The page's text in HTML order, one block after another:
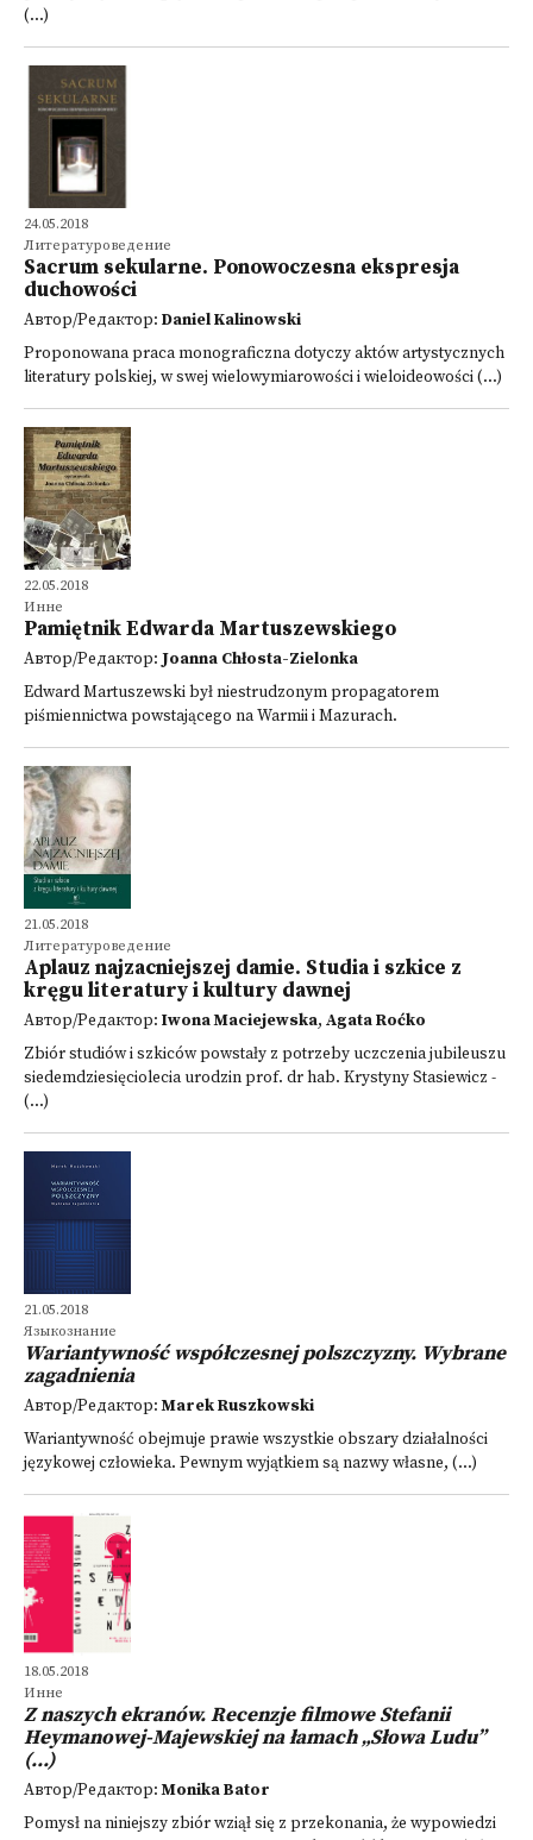
(...)
24.05.2018
Литературоведение
Sacrum sekularne. Ponowoczesna ekspresja
duchowości
Автор/Редактор: Daniel Kalinowski
Proponowana praca monograficzna dotyczy aktów artystycznych
literatury polskiej, w swej wielowymiarowości i wieloideowości (...)
22.05.2018
Инне
Pamiętnik Edwarda Martuszewskiego
Автор/Редактор: Joanna Chłosta-Zielonka
Edward Martuszewski był niestrudzonym propagatorem
piśmiennictwa powstającego na Warmii i Mazurach.
21.05.2018
Литературоведение
Aplauz najzacniejszej damie. Studia i szkice z
kręgu literatury i kultury dawnej
Автор/Редактор: Iwona Maciejewska, Agata Roćko
Zbiór studiów i szkiców powstały z potrzeby uczczenia jubileuszu
siedemdziesięciolecia urodzin prof. dr hab. Krystyny Stasiewicz -
(...)
21.05.2018
Языкознание
Wariantywność współczesnej polszczyzny. Wybrane
zagadnienia
Автор/Редактор:Marek Ruszkowski
Wariantywność obejmuje prawie wszystkie obszary działalności
językowej człowieka. Pewnym wyjątkiem są nazwy własne, (...)
18.05.2018
Инне
Z naszych ekranów. Recenzje filmowe Stefanii
Heymanowej-Majewskiej na łamach „Słowa Ludu”
(...)
Автор/Редактор:Monika Bator
Pomysł na niniejszy zbiór wziął się z przekonania, że wypowiedzi